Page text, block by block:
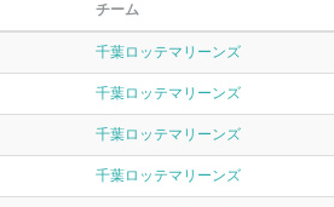
チーム
千葉ロッテマリーンズ
千葉ロッテマリーンズ
千葉ロッテマリーンズ
千葉ロッテマリーンズ